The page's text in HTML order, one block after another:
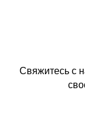
Свяжитесь с